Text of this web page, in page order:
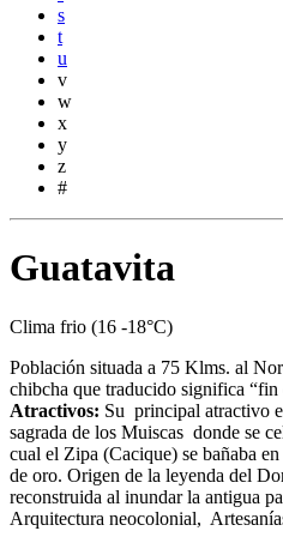
s
t
u
v
w
x
y
z
#
Guatavita
Clima frio (16 -18°C)
Población situada a 75 Klms. al
chibcha que traducido significa “fin
Atractivos: Su principal atractivo
sagrada de los Muiscas donde se
cual el Zipa (Cacique) se bañaba
de oro. Origen de la leyenda del
reconstruida al inundar la antigua
Arquitectura neocolonial,